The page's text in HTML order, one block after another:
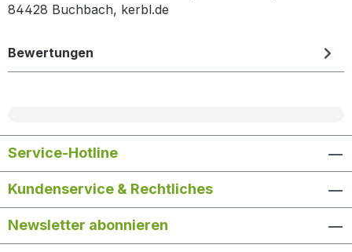
84428 Buchbach, kerbl.de
Bewertungen
Service-Hotline
Kundenservice & Rechtliches
Newsletter abonnieren